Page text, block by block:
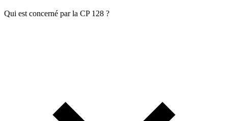
Qui est concerné par la CP 128 ?